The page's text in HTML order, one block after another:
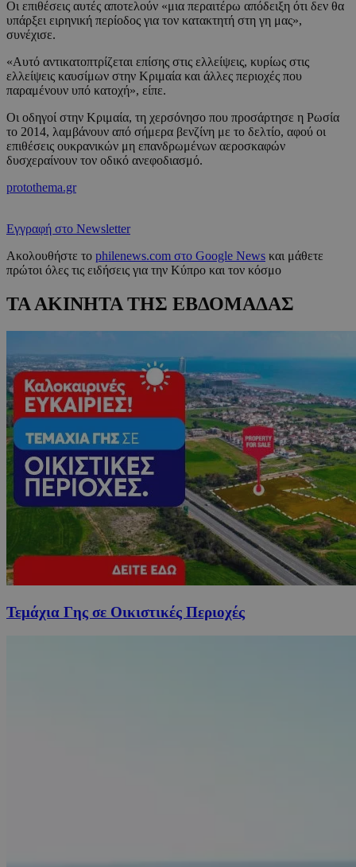
Οι επιθέσεις αυτές αποτελούν «μια περαιτέρω απόδειξη ότι δεν θα
υπάρξει ειρηνική περίοδος για τον κατακτητή στη γη μας»,
συνέχισε.
«Αυτό αντικατοπτρίζεται επίσης στις ελλείψεις, κυρίως στις
ελλείψεις καυσίμων στην Κριμαία και άλλες περιοχές που
παραμένουν υπό κατοχή», είπε.
Οι οδηγοί στην Κριμαία, τη χερσόνησο που προσάρτησε η Ρωσία
το 2014, λαμβάνουν από σήμερα βενζίνη με το δελτίο, αφού οι
επιθέσεις ουκρανικών μη επανδρωμένων αεροσκαφών
δυσχεραίνουν τον οδικό ανεφοδιασμό.
protothema.gr
Εγγραφή στο Newsletter
Ακολουθήστε το philenews.com στο Google News και μάθετε
πρώτοι όλες τις ειδήσεις για την Κύπρο και τον κόσμο
ΤΑ ΑΚΙΝΗΤΑ ΤΗΣ ΕΒΔΟΜΑΔΑΣ
Τεμάχια Γης σε Οικιστικές Περιοχές